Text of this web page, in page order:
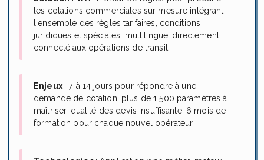
les cotations commerciales sur mesure intégrant
l'ensemble des règles tarifaires, conditions
juridiques et spéciales, multilingue, directement
connecté aux opérations de transit.
Enjeux: 7 à 14 jours pour répondre à une
demande de cotation, plus de 1 500 paramètres à
maîtriser, qualité des devis insuffisante, 6 mois de
formation pour chaque nouvel opérateur.